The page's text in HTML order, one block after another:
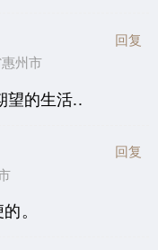
州市
回复
望的生活..
回复
。